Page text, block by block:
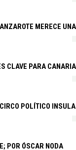
MERECE
CLAVE PARA
POLÍTICO
POR ÓSCAR NODA